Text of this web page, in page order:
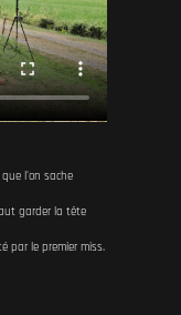
l'on sache
garder la tête
par le premier miss.